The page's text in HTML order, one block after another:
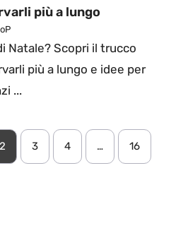
più a lungo
Natale? Scopri il trucco
più a lungo e idee per
...
2 3 4 … 16